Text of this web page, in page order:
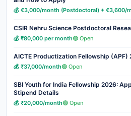
💰 €3,000/month (Postdoctoral) + €3,600/
CSIR Nehru Science Postdoctoral
💰 ₹80,000 per month🟢 Open
AICTE Productization Fellowship (APF)
💰 ₹37,000/month🟢 Open
SBI Youth for India Fellowship 2026:
Stipend Details
💰 ₹20,000/month🟢 Open